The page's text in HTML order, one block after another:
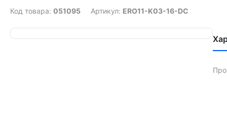
Код товара: 051095 Артикул: ERO11-K03-16-DC